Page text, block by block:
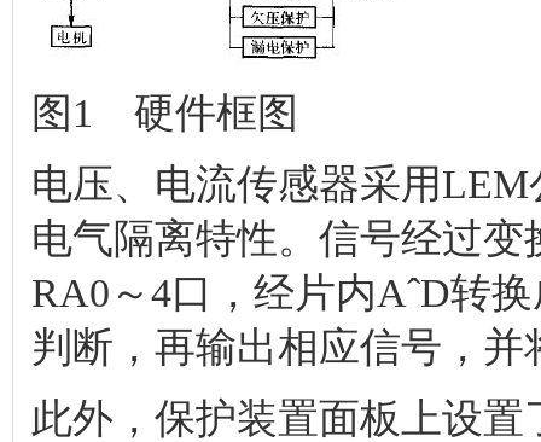
图1 硬件框图
电压、电流传感器采用
电气隔离特性。信号经过变
RA0～4口，经片内AˆD转
判断，再输出相应信号，
此外，保护装置面板上设